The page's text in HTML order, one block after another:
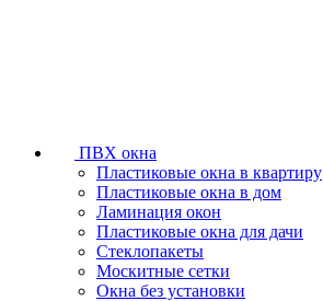
ПВХ окна
Пластиковые окна в квартиру
Пластиковые окна в дом
Ламинация окон
Пластиковые окна для дачи
Стеклопакеты
Москитные сетки
Окна без установки